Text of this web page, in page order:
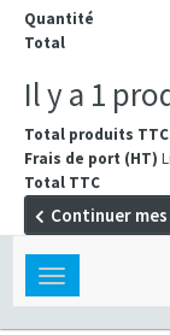
Quantité
Total
Il y a 1
Total produits TTC
Frais de port (HT)
Total TTC
Continuer
Toggle
navigation